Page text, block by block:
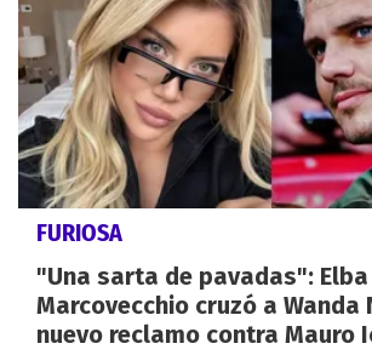
FURIOSA
"Una sarta de pavadas": Elba
Marcovecchio cruzó a Wanda
nuevo reclamo contra Mauro